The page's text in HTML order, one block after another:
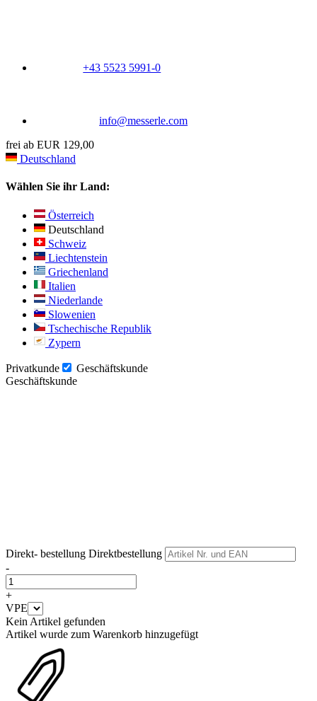
+43 5523 5991-0
info@messerle.com
frei ab EUR 129,00
Deutschland
Wählen Sie ihr Land:
Österreich
Deutschland
Schweiz
Liechtenstein
Griechenland
Italien
Niederlande
Slowenien
Tschechische Republik
Zypern
Privatkunde
Geschäftskunde
Geschäftskunde
Direkt- bestellung Direktbestellung
-
+
VPE
Kein Artikel gefunden
Artikel wurde zum Warenkorb hinzugefügt